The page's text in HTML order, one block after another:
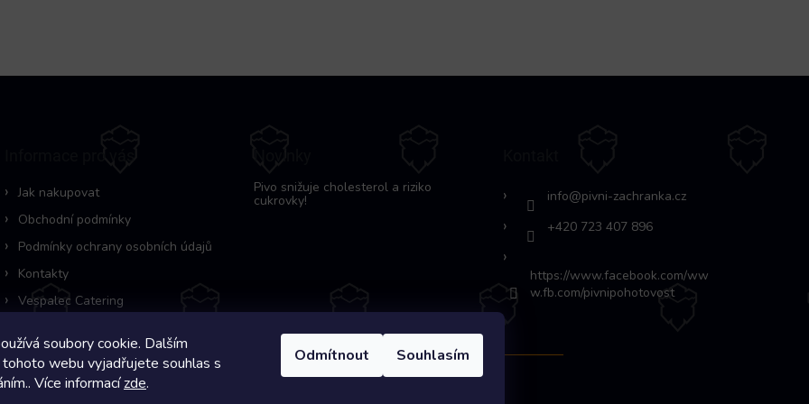
soubory cookie. Dalším
tohoto webu vyjadřujete souhlas s
Více informacízde.
Odmítnout Souhlasím
Jak nakupovat
Obchodní podmínky
Podmínky ochrany osobních údajů
Kontakty
Vespalec Catering
Pivo snižuje cholesterol a riziko
cukrovky! info@pivni-zachranka.cz
+420 723 407 896
https://www.facebook.com/ww
w.fb.com/pivnipohotovost